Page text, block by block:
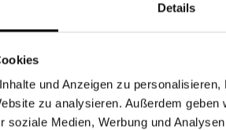
Details
und Anzeigen zu
zu analysieren. Außerdem
soziale Medien, Werbung und
9.00 - 12.30